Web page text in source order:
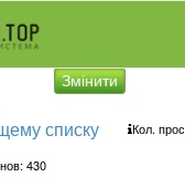
Змінити
списку Кол.
430